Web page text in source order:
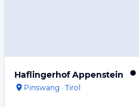
Haflingerhof Appenstein
Pinswang · Tirol